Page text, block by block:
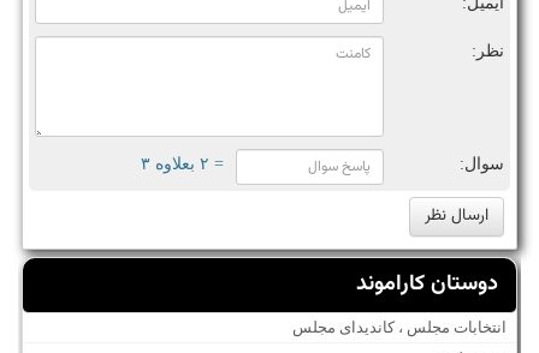
نظر:
سوال: = ۲ بعلاوه ۳
دوستان کاراموند
انتخابات مجلس ، کاندیدای مجلس